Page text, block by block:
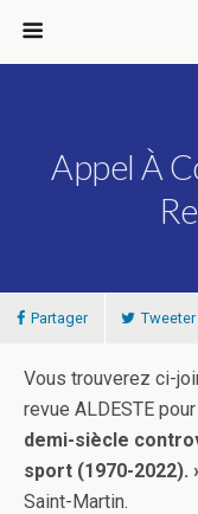
Appel À
Partager Tweeter
Vous trouverez ci-
revue ALDESTE
demi-siècle
sport (1970-2022).
Saint-Martin.